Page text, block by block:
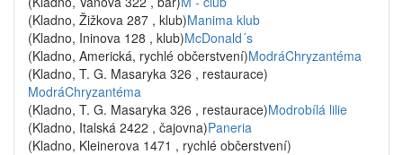
(Kladno, Žižkova 287 , klub)Manima klub
(Kladno, Ininova 128 , klub)McDonald´s
(Kladno, Americká, rychlé občerstvení)ModráChryzantéma
(Kladno, T. G. Masaryka 326 , restaurace)
ModráChryzantéma
(Kladno, T. G. Masaryka 326 , restaurace)Modrobílá lilie
(Kladno, Italská 2422 , čajovna)Paneria
(Kladno, Kleinerova 1471 , rychlé občerstvení)